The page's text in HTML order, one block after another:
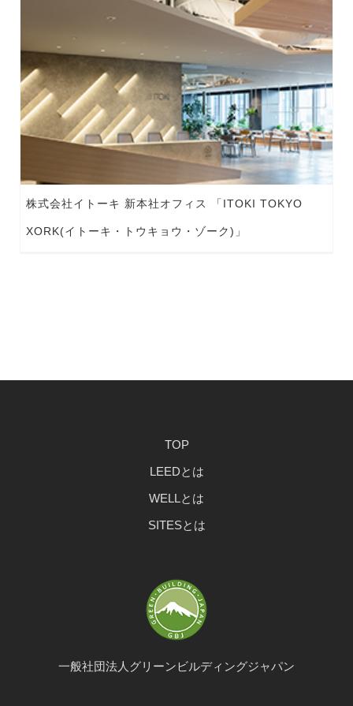
株式会社イトーキ 新本社オフィス 「ITOKI TOKYO
XORK(イトーキ・トウキョウ・ゾーク)」
TOP
LEEDとは
WELLとは
SITESとは
一般社団法人グリーンビルディングジャパン